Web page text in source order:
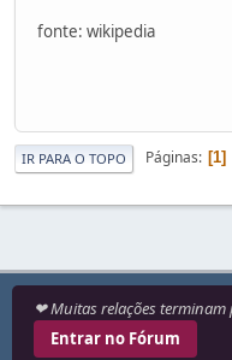
fonte: wikipedia
IR PARA O TOPO Páginas 1
❤ Muitas relações
Entrar no Fórum